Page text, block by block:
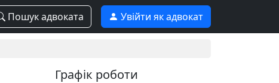
Пошук адвоката Увійти як адвокат
Графік роботи